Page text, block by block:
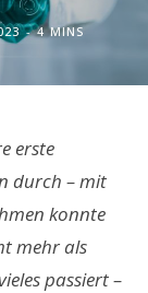
4 MINS
erste
durch – mit
konnte
mehr als
passiert –